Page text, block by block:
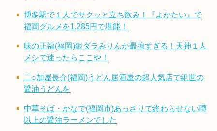
博多駅で１人でサクッと立ち飲み！『よかたい』で
福岡グルメを1,285円で堪能！
味の正福(福岡)銀ダラみりんが最強すぎる！天神１人
メシで迷ったらここや！
二○加屋長介(福岡)うどん居酒屋の超人気店で絶世の
醤油うどんを
中華そば・かなで(福岡市)あっさりで終わらせない噂
以上の醤油ラーメンでした